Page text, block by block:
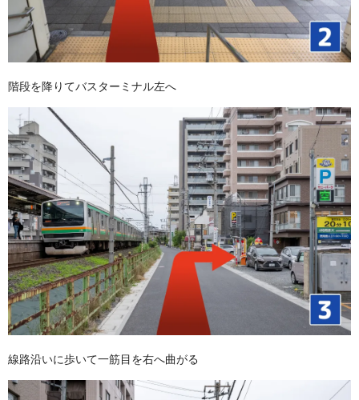
階段を降りてバスターミナル左へ
線路沿いに歩いて一筋目を右へ曲がる